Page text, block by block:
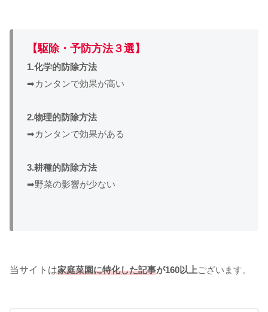
【駆除・予防方法３選】
1.化学的防除方法
➡カンタンで効果が高い
2.物理的防除方法
➡カンタンで効果がある
3.耕種的防除方法
➡野菜の影響が少ない
当サイトは家庭菜園に特化した記事が160以上ございます。